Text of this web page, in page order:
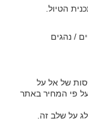
הטיול.
/ נהגים
של אל על
פי המחיר באתר
על שלב זה.